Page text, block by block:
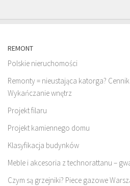
REMONT
Polskie nieruchomości
Remonty = nieustająca katorga?
Wykańczanie wnętrz
Projekt filaru
Projekt kamiennego domu
Klasyfikacja budynków
Meble i akcesoria z technorattanu –
Czym są grzejniki? Piece gazowe